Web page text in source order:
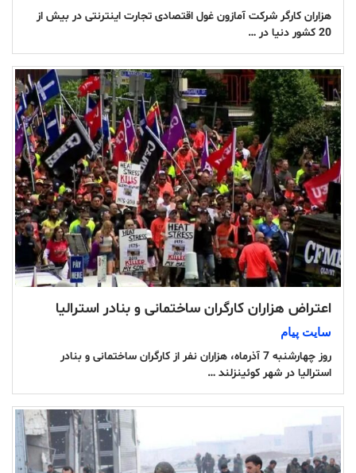
هزاران کارگر شرکت آمازون غول اقتصادی تجارت اینترنتی در بیش از
20 کشور دنیا در …
اعتراض هزاران کارگران ساختمانی و بنادر استرالیا
سایت پیام
روز چهارشنبه 7 آذرماه، هزاران نفر از کارگران ساختمانی و بنادر
استرالیا در شهر کوئینزلند …